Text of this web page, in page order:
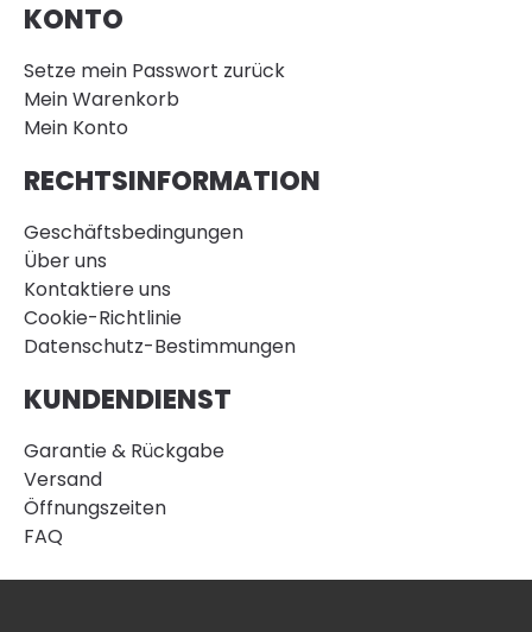
KONTO
Setze mein Passwort zurück
Mein Warenkorb
Mein Konto
RECHTSINFORMATION
Geschäftsbedingungen
Über uns
Kontaktiere uns
Cookie-Richtlinie
Datenschutz-Bestimmungen
KUNDENDIENST
Garantie & Rückgabe
Versand
Öffnungszeiten
FAQ